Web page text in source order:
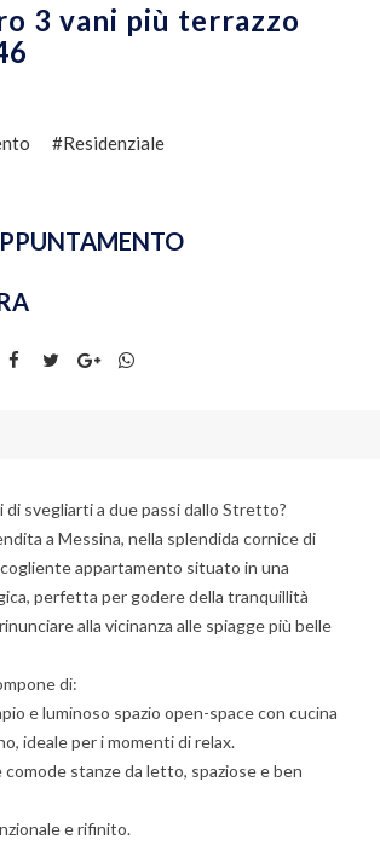
3 vani più terrazzo
#Residenziale
di svegliarti a due passi dallo Stretto?
a Messina, nella splendida cornice di
appartamento situato in una
perfetta per godere della tranquillità
alla vicinanza alle spiagge più belle
di:
e luminoso spazio open-space con cucina
ideale per i momenti di relax.
stanze da letto, spaziose e ben
e rifinito.